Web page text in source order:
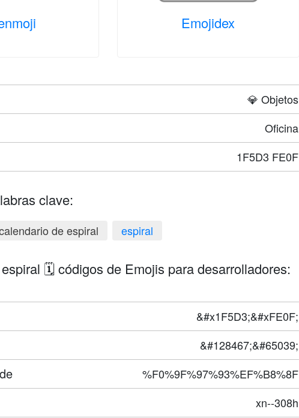
Emojidex
💎 Objetos
Oficina
1F5D3 FE0F
clave:
de espiral espiral
🗓️ códigos de Emojis para desarrolladores:
&#x1F5D3;&#xFE0F;
&#128467;&#65039;
%F0%9F%97%93%EF%B8%8F
xn--308h